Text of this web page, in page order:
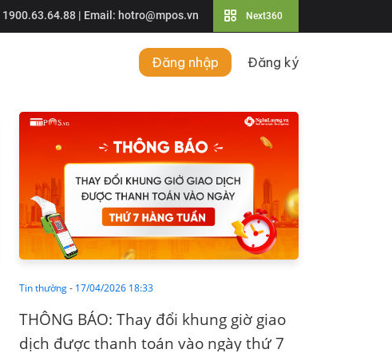
1900.63.64.88 | Email: hotro@mpos.vn Next360
Đăng nhập Đăng ký
Tin thường- 17/04/2026 18:33
THÔNG BÁO: Thay đổi khung giờ giao
dịch được thanh toán vào ngày thứ 7